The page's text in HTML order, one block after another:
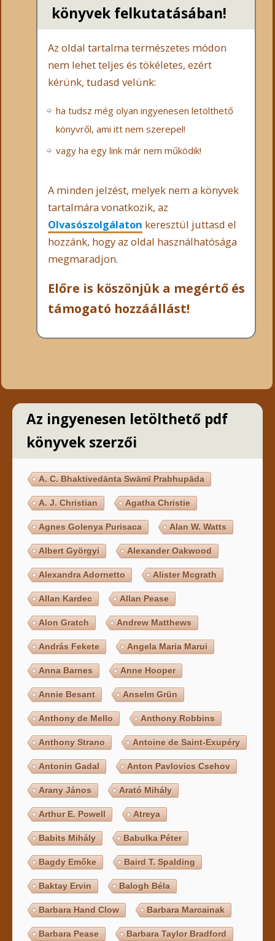
könyvek felkutatásában!
Az oldal tartalma természetes módon
nem lehet teljes és tökéletes, ezért
kérünk, tudasd velünk:
ha tudsz még olyan ingyenesen letölthető
könyvről, ami itt nem szerepel!
vagy ha egy link már nem működik!
A minden jelzést, melyek nem a könyvek
tartalmára vonatkozik, az
Olvasószolgálaton keresztül juttasd el
hozzánk, hogy az oldal használhatósága
megmaradjon.
Előre is köszönjük a megértő és
támogató hozzáállást!
Az ingyenesen letölthető pdf
könyvek szerzői
A. C. Bhaktivedānta Swāmī Prabhupāda
A. J. Christian Agatha Christie
Agnes Golenya Purisaca Alan W. Watts
Albert Györgyi Alexander Oakwood
Alexandra Adornetto Alister Mcgrath
Allan Kardec Allan Pease
Alon Gratch Andrew Matthews
András Fekete Angela Maria Marui
Anna Barnes Anne Hooper
Annie Besant Anselm Grün
Anthony de Mello Anthony Robbins
Anthony Strano Antoine de Saint-Exupéry
Antonin Gadal Anton Pavlovics Csehov
Arany János Arató Mihály
Arthur E. Powell Atreya
Babits Mihály Babulka Péter
Bagdy Emőke Baird T. Spalding
Baktay Ervin Balogh Béla
Barbara Hand Clow Barbara Marcainak
Barbara Pease Barbara Taylor Bradford